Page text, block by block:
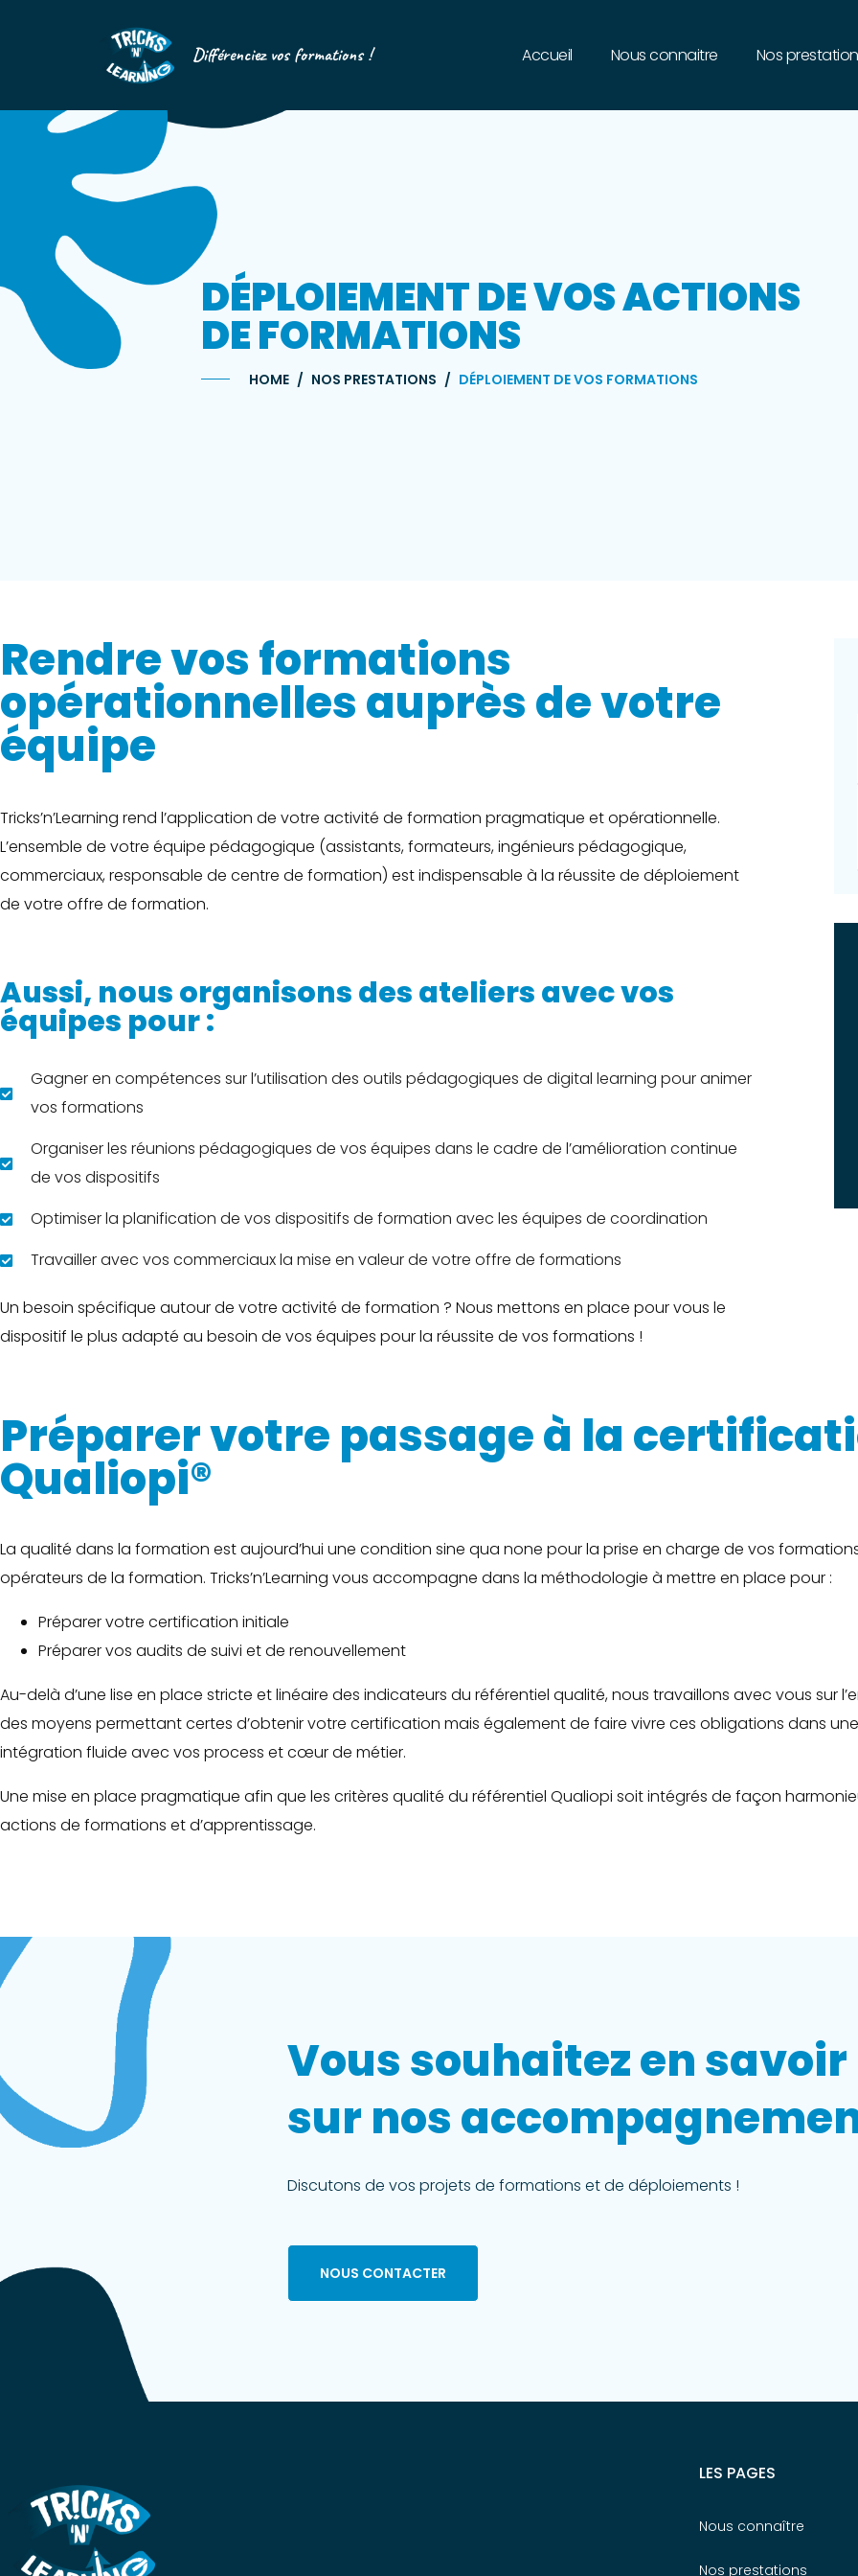
Différenciez vos formations ! Accueil Nous connaitre Nos
DÉPLOIEMENT DE VOS ACTIONS
DE FORMATIONS
HOME NOS PRESTATIONS DÉPLOIEMENT DE VOS FORMATIONS
Rendre vos formations
opérationnelles auprès de votre
équipe
Tricks’n’Learning rend l’application de votre activité de formation pragmatique et opérationnelle.
L’ensemble de votre équipe pédagogique (assistants, formateurs, ingénieurs pédagogique,
commerciaux, responsable de centre de formation) est indispensable à la réussite de déploiement
de votre offre de formation.
Aussi, nous organisons des ateliers avec vos
équipes pour :
Gagner en compétences sur l’utilisation des outils pédagogiques de digital learning pour animer
vos formations
Organiser les réunions pédagogiques de vos équipes dans le cadre de l’amélioration continue
de vos dispositifs
Optimiser la planification de vos dispositifs de formation avec les équipes de coordination
Travailler avec vos commerciaux la mise en valeur de votre offre de formations
Un besoin spécifique autour de votre activité de formation ? Nous mettons en place pour vous le
dispositif le plus adapté au besoin de vos équipes pour la réussite de vos formations !
Préparer votre passage à la
Qualiopi®
La qualité dans la formation est aujourd’hui une condition sine qua none pour la prise en charge de vos
opérateurs de la formation. Tricks’n’Learning vous accompagne dans la méthodologie à mettre en place pour :
Préparer votre certification initiale
Préparer vos audits de suivi et de renouvellement
Au-delà d’une lise en place stricte et linéaire des indicateurs du référentiel qualité, nous travaillons avec vous sur
des moyens permettant certes d’obtenir votre certification mais également de faire vivre ces obligations dans une
intégration fluide avec vos process et cœur de métier.
Une mise en place pragmatique afin que les critères qualité du référentiel Qualiopi soit intégrés de façon
actions de formations et d’apprentissage.
Vous souhaitez en
sur nos
Discutons de vos projets de formations et de déploiements !
NOUS CONTACTER
LES PAGES
Nous connaître
Nos prestations